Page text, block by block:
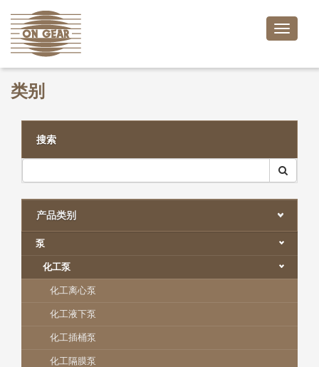
Toggle
类别
搜索
产品类别
泵
化工泵
化工离心泵
化工液下泵
化工插桶泵
化工隔膜泵